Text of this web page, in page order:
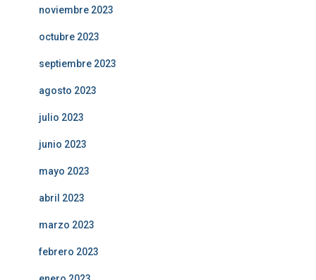
noviembre 2023
octubre 2023
septiembre 2023
agosto 2023
julio 2023
junio 2023
mayo 2023
abril 2023
marzo 2023
febrero 2023